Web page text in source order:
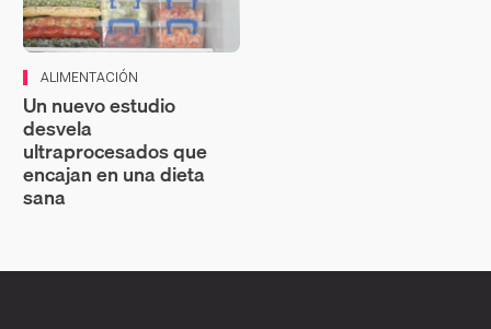
ALIMENTACIÓN
Un nuevo estudio
desvela
ultraprocesados que
encajan en una dieta
sana